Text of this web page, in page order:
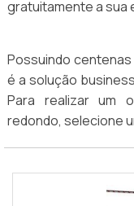
gratuitamente a sua
Possuindo
é a solução
Para realizar um
redondo, selecione